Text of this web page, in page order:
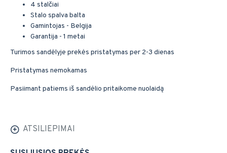
4 stalčiai
Stalo spalva balta
Gamintojas - Belgija
Garantija - 1 metai
Turimos sandėlyje prekės pristatymas per 2-3 dienas
Pristatymas nemokamas
Pasiimant patiems iš sandėlio pritaikome nuolaidą
ATSILIEPIMAI